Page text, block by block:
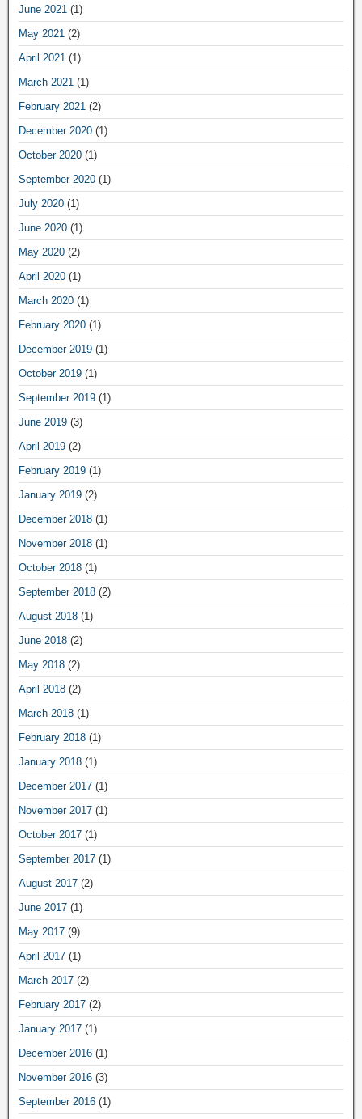
June 2021 (1)
May 2021 (2)
April 2021 (1)
March 2021 (1)
February 2021 (2)
December 2020 (1)
October 2020 (1)
September 2020 (1)
July 2020 (1)
June 2020 (1)
May 2020 (2)
April 2020 (1)
March 2020 (1)
February 2020 (1)
December 2019 (1)
October 2019 (1)
September 2019 (1)
June 2019 (3)
April 2019 (2)
February 2019 (1)
January 2019 (2)
December 2018 (1)
November 2018 (1)
October 2018 (1)
September 2018 (2)
August 2018 (1)
June 2018 (2)
May 2018 (2)
April 2018 (2)
March 2018 (1)
February 2018 (1)
January 2018 (1)
December 2017 (1)
November 2017 (1)
October 2017 (1)
September 2017 (1)
August 2017 (2)
June 2017 (1)
May 2017 (9)
April 2017 (1)
March 2017 (2)
February 2017 (2)
January 2017 (1)
December 2016 (1)
November 2016 (3)
September 2016 (1)